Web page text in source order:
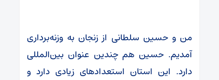
من و حسین سلطانی از زنجان به وزنه‌برداری
آمدیم. حسین هم چندین عنوان بین‌المللی
دارد. این استان استعدادهای زیادی دارد و